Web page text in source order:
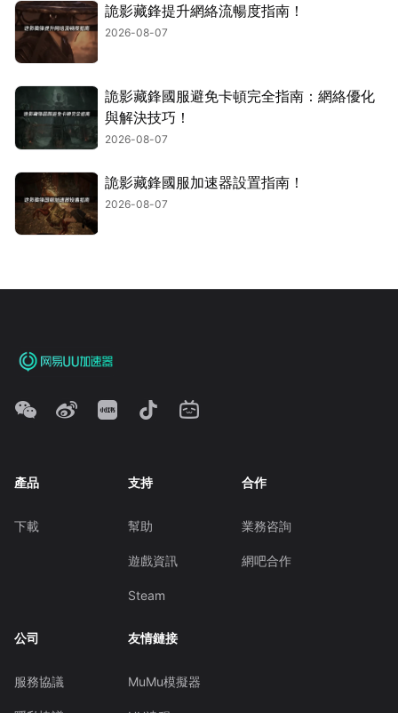
詭影藏鋒提升網絡流暢度指南！
2026-08-07
詭影藏鋒國服避免卡頓完全指南：網絡優化
與解決技巧！
2026-08-07
詭影藏鋒國服加速器設置指南！
2026-08-07
產品
下載
支持
幫助
遊戲資訊
Steam
合作
業務咨詢
網吧合作
公司
服務協議
友情鏈接
MuMu模擬器